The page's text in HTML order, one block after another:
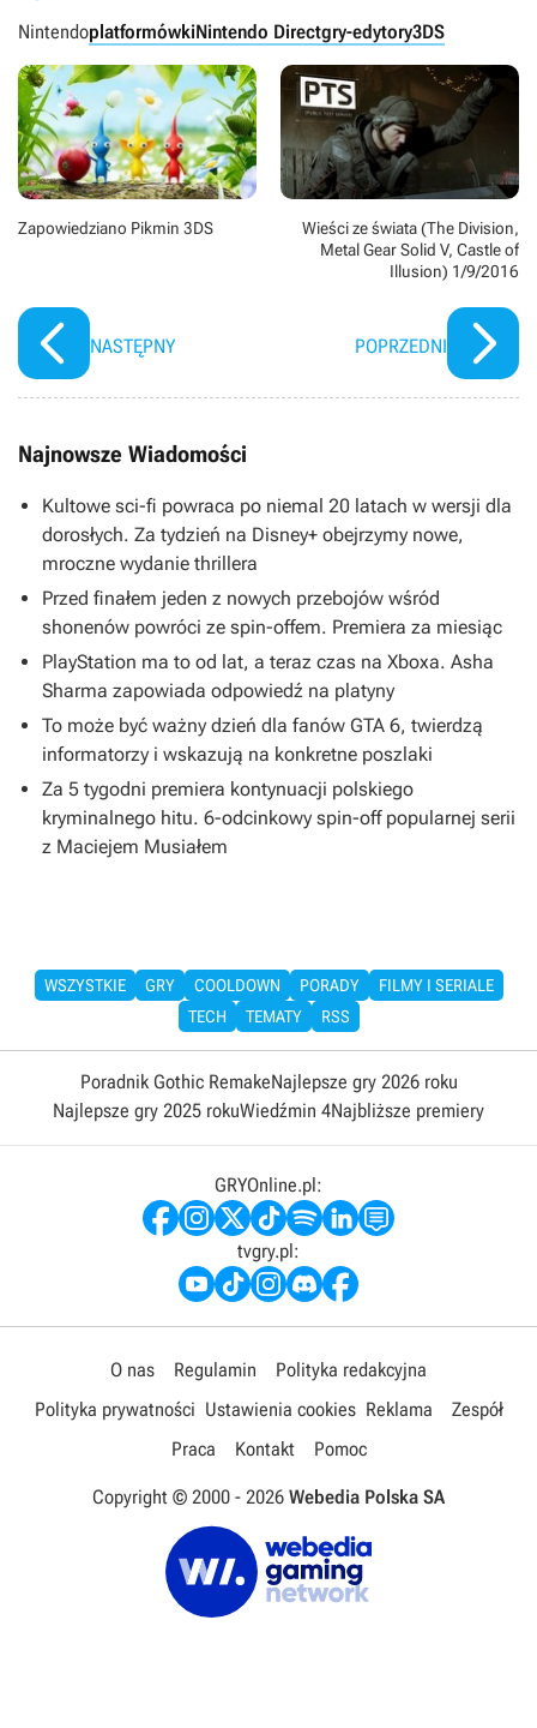
NintendoplatformówkiNintendo Directgry-edytory3DS
Zapowiedziano Pikmin 3DS
NASTĘPNY
Wieści ze świata (The Division,
Metal Gear Solid V, Castle of
Illusion) 1/9/2016
POPRZEDNI
Najnowsze Wiadomości
Kultowe sci-fi powraca po niemal 20 latach w wersji dla
dorosłych. Za tydzień na Disney+ obejrzymy nowe,
mroczne wydanie thrillera
Przed finałem jeden z nowych przebojów wśród
shonenów powróci ze spin-offem. Premiera za miesiąc
PlayStation ma to od lat, a teraz czas na Xboxa. Asha
Sharma zapowiada odpowiedź na platyny
To może być ważny dzień dla fanów GTA 6, twierdzą
informatorzy i wskazują na konkretne poszlaki
Za 5 tygodni premiera kontynuacji polskiego
kryminalnego hitu. 6-odcinkowy spin-off popularnej serii
z Maciejem Musiałem
WSZYSTKIE GRY COOLDOWN PORADY
FILMY I SERIALE
TECH
TEMATY RSS
Poradnik Gothic RemakeNajlepsze gry 2026 roku
Najlepsze gry 2025 rokuWiedźmin 4Najbliższe premiery
GRYOnline.pl:
tvgry.pl:
O nas Regulamin
Polityka redakcyjna
Polityka prywatności Ustawienia cookies Reklama
Zespół
Praca
Kontakt Pomoc
Copyright © 2000 - 2026 Webedia Polska SA